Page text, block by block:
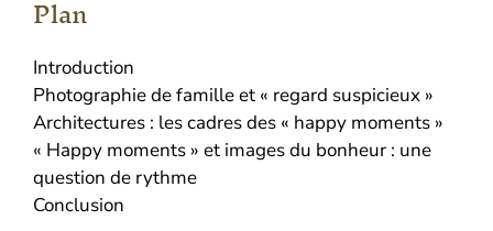
Plan
Introduction
Photographie de famille et « regard suspicieux »
Architectures : les cadres des « happy moments »
« Happy moments » et images du bonheur : une
question de rythme
Conclusion